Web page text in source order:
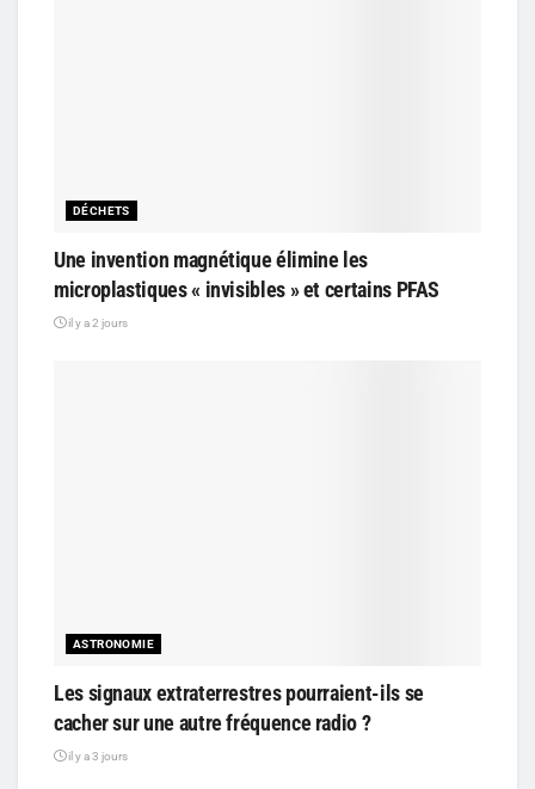
DÉCHETS
Une invention magnétique élimine les
microplastiques « invisibles » et certains PFAS
il y a 2 jours
ASTRONOMIE
Les signaux extraterrestres pourraient-ils se
cacher sur une autre fréquence radio ?
il y a 3 jours